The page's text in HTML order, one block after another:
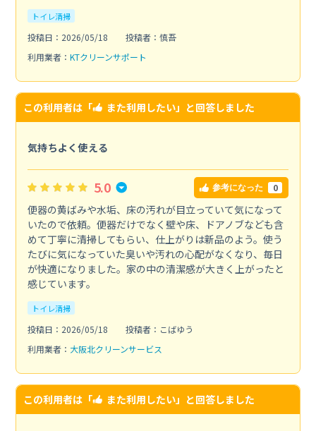
トイレ清掃
投稿日：2026/05/18
投稿者：慎吾
利用業者： KTクリーンサポート
この利用者は「 また利用したい」と回答しました
気持ちよく使える
5.0 参考になった 0
便器の黄ばみや水垢、床の汚れが目立っていて気になって
いたので依頼。便器だけでなく壁や床、ドアノブなども含
めて丁寧に清掃してもらい、仕上がりは新品のよう。使う
たびに気になっていた臭いや汚れの心配がなくなり、毎日
が快適になりました。家の中の清潔感が大きく上がったと
感じています。
トイレ清掃
投稿日：2026/05/18
投稿者：こばゆう
利用業者： 大阪北クリーンサービス
この利用者は「 また利用したい」と回答しました